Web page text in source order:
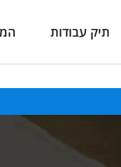
תיק עבודות
איש מקסים, סבלני,